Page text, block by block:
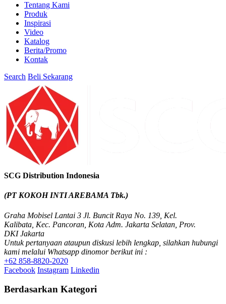
Tentang Kami
Produk
Inspirasi
Video
Katalog
Berita/Promo
Kontak
Search Beli Sekarang
SCG Distribution Indonesia
(PT KOKOH INTI AREBAMA Tbk.)
Graha Mobisel Lantai 3 Jl. Buncit Raya No. 139, Kel.
Kalibata, Kec. Pancoran, Kota Adm. Jakarta Selatan, Prov.
DKI Jakarta
Untuk pertanyaan ataupun diskusi lebih lengkap, silahkan hubungi
kami melalui Whatsapp dinomor berikut ini :
+62 858-8820-2020
Facebook Instagram Linkedin
Berdasarkan Kategori